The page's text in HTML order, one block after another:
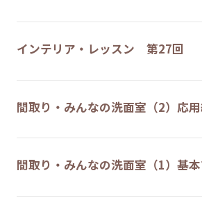
インテリア・レッスン 第27回
間取り・みんなの洗面室（2）
間取り・みんなの洗面室（1）